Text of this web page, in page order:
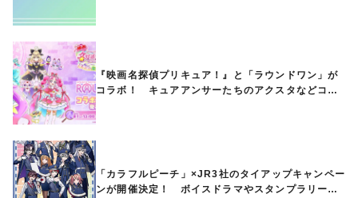
『映画名探偵プリキュア！』と「ラウンドワン」が
コラボ！ キュアアンサーたちのアクスタなどコラ
「カラフルピーチ」×JR3社のタイアップキャンペー
ンが開催決定！ ボイスドラマやスタンプラリー、